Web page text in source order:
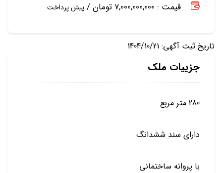
قیمت : 7,000,000,000 تومان /
پیش پرداخت
تاریخ ثبت آگهی: 1404/10/21
جزییات ملک
280 متر مربع
دارای سند ششدانگ
با پروانه ساختمانی